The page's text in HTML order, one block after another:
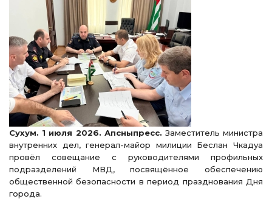
Сухум. 1 июля 2026. Апсныпресс. Заместитель министра
внутренних дел, генерал-майор милиции Беслан Чкадуа
провёл совещание с руководителями профильных
подразделений МВД, посвящённое обеспечению
общественной безопасности в период празднования Дня
города.